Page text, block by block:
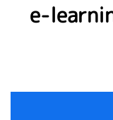
e-